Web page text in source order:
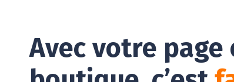
Avec votre page